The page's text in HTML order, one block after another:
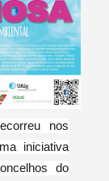
nos
iniciativa
do